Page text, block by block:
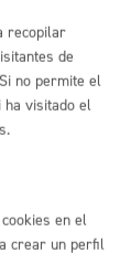
recopilar
de
no permite el
ha visitado el
en el
crear un perfil